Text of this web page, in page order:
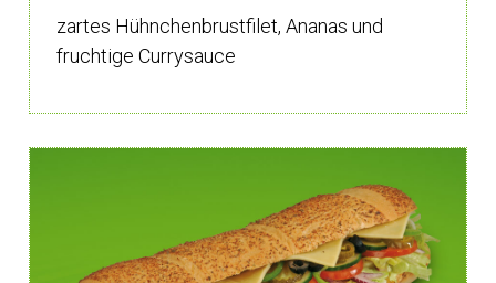
zartes Hühnchenbrustfilet, Ananas und
fruchtige Currysauce